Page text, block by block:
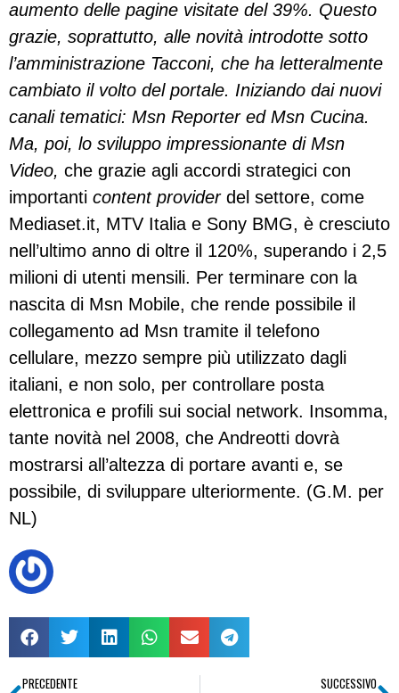
aumento delle pagine visitate del 39%. Questo
grazie, soprattutto, alle novità introdotte sotto
l’amministrazione Tacconi, che ha letteralmente
cambiato il volto del portale. Iniziando dai nuovi
canali tematici: Msn Reporter ed Msn Cucina.
Ma, poi, lo sviluppo impressionante di Msn
Video, che grazie agli accordi strategici con
importanti content provider del settore, come
Mediaset.it, MTV Italia e Sony BMG, è cresciuto
nell’ultimo anno di oltre il 120%, superando i 2,5
milioni di utenti mensili. Per terminare con la
nascita di Msn Mobile, che rende possibile il
collegamento ad Msn tramite il telefono
cellulare, mezzo sempre più utilizzato dagli
italiani, e non solo, per controllare posta
elettronica e profili sui social network. Insomma,
tante novità nel 2008, che Andreotti dovrà
mostrarsi all’altezza di portare avanti e, se
possibile, di sviluppare ulteriormente. (G.M. per
NL)
PRECEDENTE SUCCESSIVO